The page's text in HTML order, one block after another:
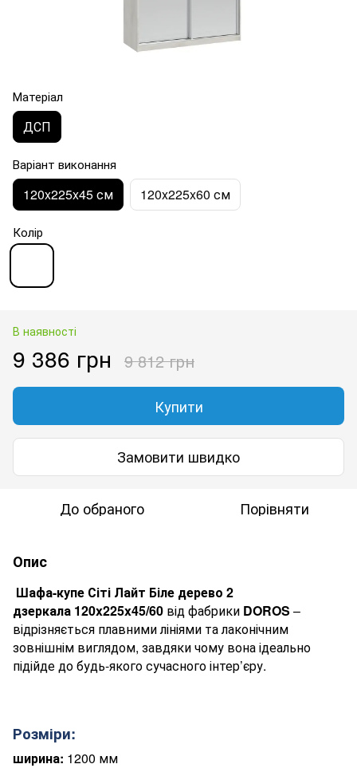
Матеріал
ДСП
Варіант виконання
120x225x45 см 120x225x60 см
Колір
В наявності
9 386 грн 9 812 грн
Купити
Замовити швидко
До обраного Порівняти
Опис
Шафа-купе Сіті Лайт Біле дерево 2
дзеркала 120x225x45/60 від фабрики DOROS –
відрізняється плавними лініями та лаконічним
зовнішнім виглядом, завдяки чому вона ідеально
підійде до будь-якого сучасного інтер’єру.
Розміри:
ширина: 1200 мм